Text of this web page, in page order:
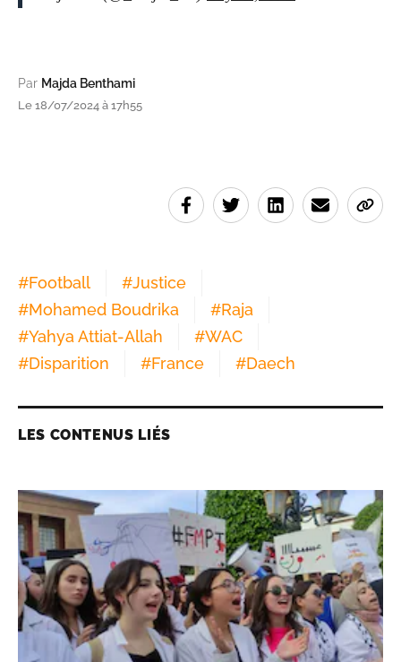
Par Majda Benthami
Le 18/07/2024 à 17h55
#Football #Justice
#Mohamed Boudrika #Raja
#Yahya Attiat-Allah #WAC
#Disparition #France #Daech
LES CONTENUS LIÉS